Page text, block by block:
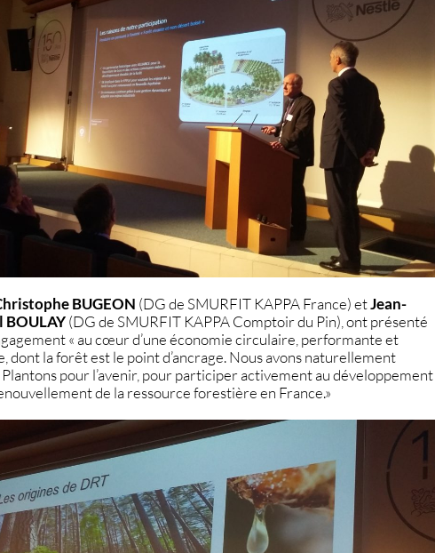
BUGEON (DG de SMURFIT KAPPA France) etJean-
BOULAY(DG de SMURFIT KAPPA Comptoir du Pin), ont présenté
« au cœur d’une économie circulaire, performante et
dont la forêt est le point d’ancrage. Nous avons naturellement
pour l’avenir, pour participer activement au développement
de la ressource forestière en France.»